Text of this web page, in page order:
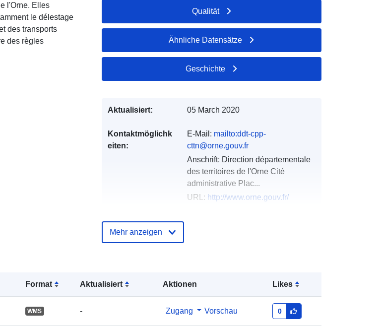
l'Orne. Elles
le délestage
des transports
des règles
Format Aktualisiert Aktionen Likes
WMS - Zugang Vorschau 0
Qualität
Ähnliche Datensätze
Geschichte
Aktualisiert: 05 March 2020
Kontaktmöglichk
eiten:
E-Mail: mailto:ddt-cpp-
cttn@orne.gouv.fr
Anschrift: Direction départementale
des territoires de l'Orne Cité
administrative Plac...
URL: http://www.orne.gouv.fr/
Verzeichnis der
Kataloge:
Gebiet: Koordinaten:
48.18009186 ], [ -0.86036009,
48.97256088 ], [ 0.97641432,
Mehr anzeigen